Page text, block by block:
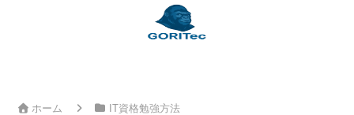
ホーム IT資格勉強方法